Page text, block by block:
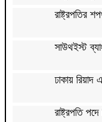
রাষ্ট্রপতির
সাউথইস্ট
ঢাকায় রিয়াদ
রাষ্ট্রপতি